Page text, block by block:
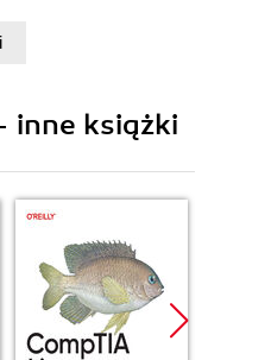
Used in This Book
Test Runner
than tearDown()
Setup
inne książki